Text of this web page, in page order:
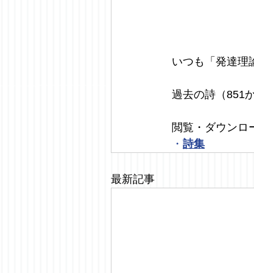
いつも「発達理
過去の詩（851
閲覧・ダウンロ
・ 詩集
最新記事